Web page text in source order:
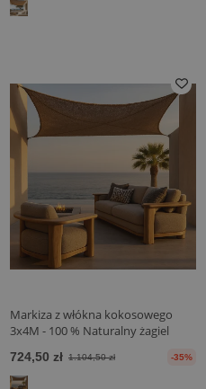
Markiza z włókna kokosowego
3x4M - 100 % Naturalny żagiel
724,50 zł 1.104,50 zł -35%